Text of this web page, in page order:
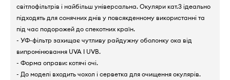
світлофільтрів і найбільш універсальна. Окуляри кат.3 ідеально
підходять для сонячних днів у повсякденному використанні та
під час подорожей до спекотних країн.
- УФ-фільтр захищає чутливу райдужну оболонку ока від
випромінювання UVA I UVB.
- Форма оправи: котячі очі.
- До моделі входить чохол і серветка для очищення окулярів.